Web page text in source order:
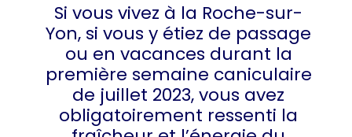
Si vous vivez à la Roche-sur-
Yon, si vous y étiez de passage
ou en vacances durant la
première semaine caniculaire
de juillet 2023, vous avez
obligatoirement ressenti la